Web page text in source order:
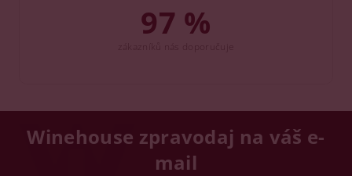
97 %
Winehouse zpravodaj na váš e-
mail